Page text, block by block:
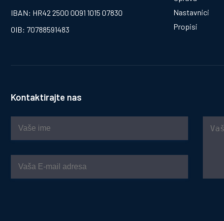
IBAN: HR42 2500 0091 1015 07830
OIB: 70788591483
Nastavnici
Propisi
Kontaktirajte nas